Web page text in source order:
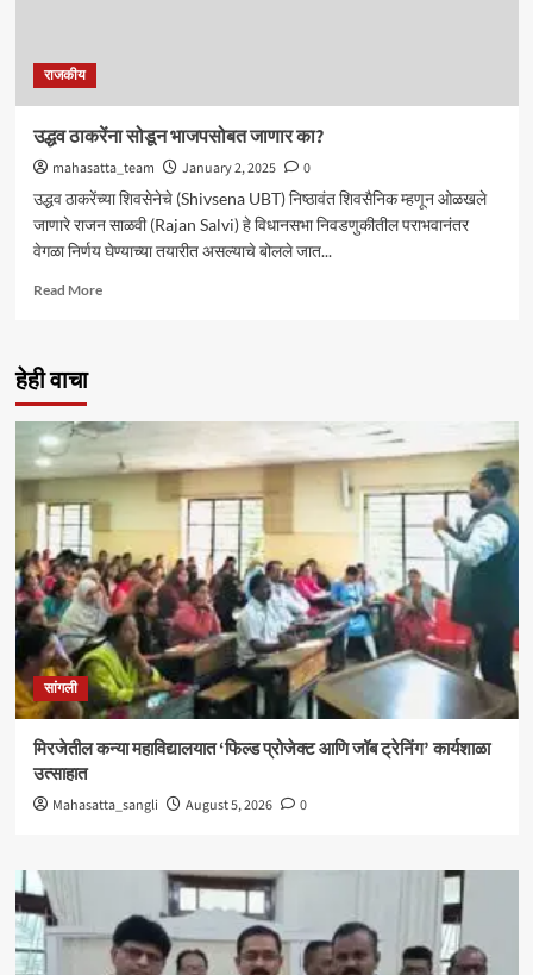
राजकीय
उद्धव ठाकरेंना सोडून भाजपसोबत जाणार का?
mahasatta_team January 2, 2025
0
उद्धव ठाकरेंच्या शिवसेनेचे (Shivsena UBT) निष्ठावंत शिवसैनिक म्हणून ओळखले
जाणारे राजन साळवी (Rajan Salvi) हे विधानसभा निवडणुकीतील पराभवानंतर
वेगळा निर्णय घेण्याच्या तयारीत असल्याचे बोलले जात...
Read MoreRead
भाजपसोबत
का?
हेही वाचा
सांगली
मिरजेतील कन्या महाविद्यालयात ‘फिल्ड प्रोजेक्ट आणि जॉब ट्रेनिंग’ कार्यशाळा
उत्साहात
Mahasatta_sangli August 5, 2026 0